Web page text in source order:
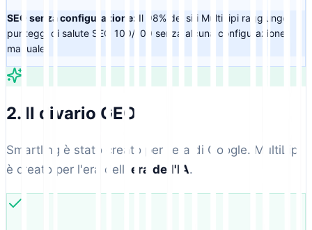
SEO senza configurazione: Il 98% dei siti MultiLipi raggiunge
punteggi di salute SEO 100/100 senza alcuna configurazione
manuale.
2. Il divario GEO
Smartling è stato creato per l'era di Google. MultiLipi
è creato per l'era dell' era dell'IA.